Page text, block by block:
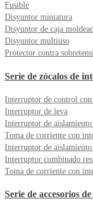
Fusible
Disyuntor miniatura
Disyuntor de caja
Disyuntor multiuso
Protector contra
Serie de zócalos de
Interruptor de control
Interruptor de leva
Interruptor de aislamiento
Toma de corriente con
Interruptor de
Interruptor combinado
Toma de corriente con
Serie de accesorios